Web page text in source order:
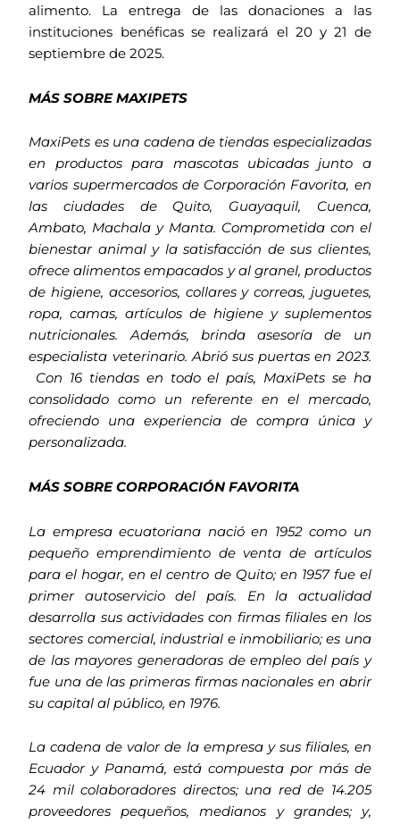
alimento. La entrega de las donaciones a las
instituciones benéficas se realizará el 20 y 21 de
septiembre de 2025.
MÁS SOBRE MAXIPETS
MaxiPets es una cadena de tiendas especializadas
en productos para mascotas ubicadas junto a
varios supermercados de Corporación Favorita, en
las ciudades de Quito, Guayaquil, Cuenca,
Ambato, Machala y Manta. Comprometida con el
bienestar animal y la satisfacción de sus clientes,
ofrece alimentos empacados y al granel, productos
de higiene, accesorios, collares y correas, juguetes,
ropa, camas, artículos de higiene y suplementos
nutricionales. Además, brinda asesoría de un
especialista veterinario. Abrió sus puertas en 2023.
Con 16 tiendas en todo el país, MaxiPets se ha
consolidado como un referente en el mercado,
ofreciendo una experiencia de compra única y
personalizada.
MÁS SOBRE CORPORACIÓN FAVORITA
La empresa ecuatoriana nació en 1952 como un
pequeño emprendimiento de venta de artículos
para el hogar, en el centro de Quito; en 1957 fue el
primer autoservicio del país. En la actualidad
desarrolla sus actividades con firmas filiales en los
sectores comercial, industrial e inmobiliario; es una
de las mayores generadoras de empleo del país y
fue una de las primeras firmas nacionales en abrir
su capital al público, en 1976.
La cadena de valor de la empresa y sus filiales, en
Ecuador y Panamá, está compuesta por más de
24 mil colaboradores directos; una red de 14.205
proveedores pequeños, medianos y grandes; y,